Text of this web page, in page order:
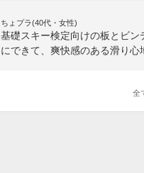
ちょプラ(40代・女性)
基礎スキー検定向けの板とビ
にできて、爽快感のある滑り心
全